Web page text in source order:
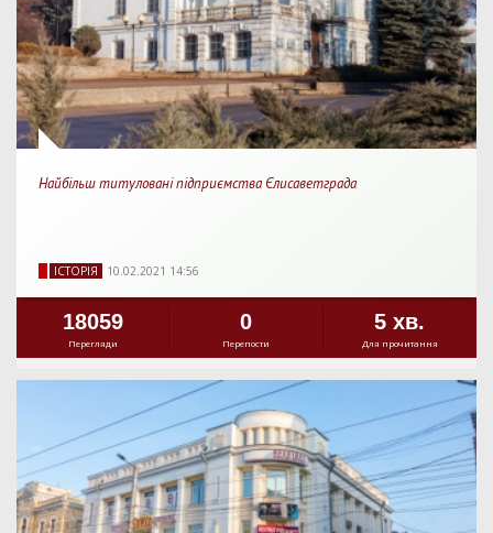
Найбільш титуловані підприємства Єлисаветграда
IСТОРIЯ 10.02.2021 14:56
18059
Перегляди
0
Перепости
5 хв.
Для прочитання